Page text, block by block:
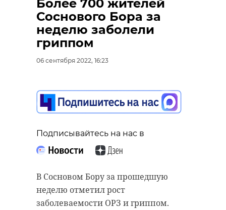
Более 700 жителей
Соснового Бора за
неделю заболели
гриппом
06 сентября 2022, 16:23
Подписывайтесь на нас в
В Сосновом Бору за прошедшую
неделю отметил рост
заболеваемости ОРЗ и гриппом.
Несовершеннолетняя
предстанет пер ...
10 июня 2019, 16:20
закончил ...
02 декабря 2021, 11:14
маршрута.